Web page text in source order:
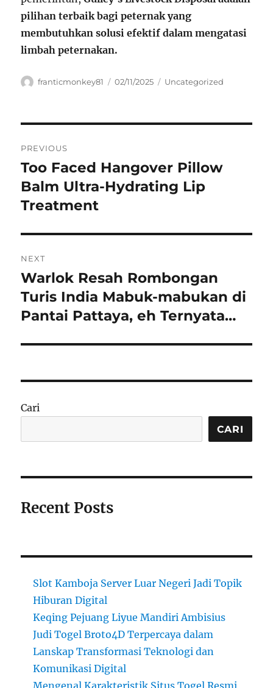
pilihan terbaik bagi peternak yang
membutuhkan solusi efektif dalam mengatasi
limbah peternakan.
Author
franticmonkey81
Posted
02/11/2025 Categories
Uncategorized
pos
PREVIOUS
Previous
post:
Too Faced Hangover Pillow
Balm Ultra-Hydrating Lip
Treatment
NEXT
Next
post:
Warlok Resah Rombongan
Turis India Mabuk-mabukan di
Pantai Pattaya, eh Ternyata…
Cari
CARI
Recent Posts
Slot Kamboja Server Luar Negeri Jadi Topik
Hiburan Digital
Keqing Pejuang Liyue Mandiri Ambisius
Judi Togel Broto4D Terpercaya dalam
Lanskap Transformasi Teknologi dan
Komunikasi Digital